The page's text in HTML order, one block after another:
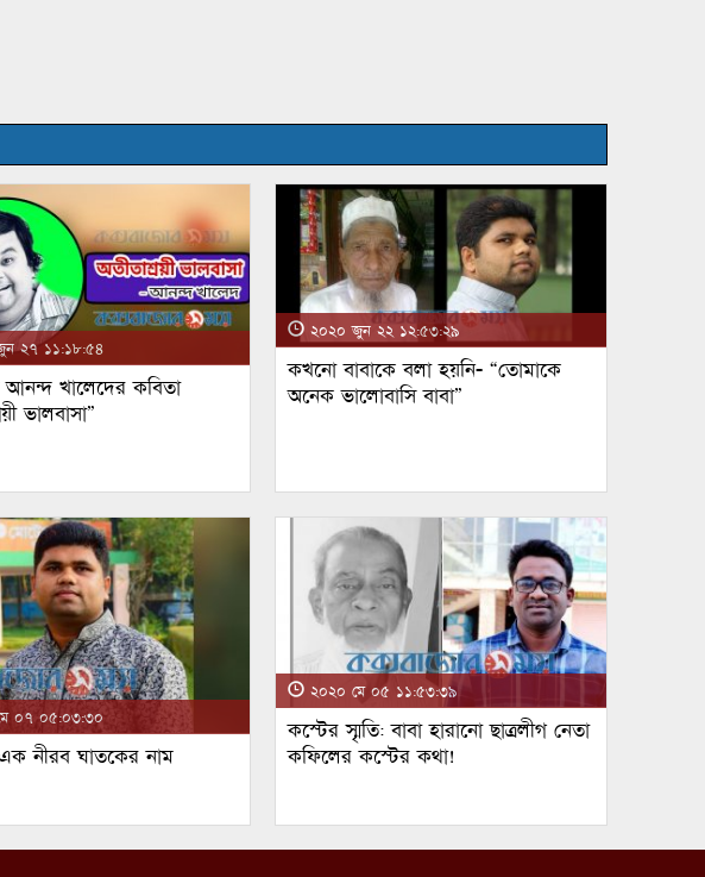
২৭ ১১:১৮:৫৪
আনন্দ খালেদের কবিতা
ভালবাসা”
২০২০ জুন ২২ ১২:৫৩:২৯
কখনো বাবাকে বলা হয়নি- “তোমাকে
অনেক ভালোবাসি বাবা”
০৭ ০৫:০৩:৩০
এক নীরব ঘাতকের নাম
২০২০ মে ০৫ ১১:৫৩:৩৯
কস্টের স্মৃতি: বাবা হারানো ছাত্রলীগ নেতা
কফিলের কস্টের কথা!